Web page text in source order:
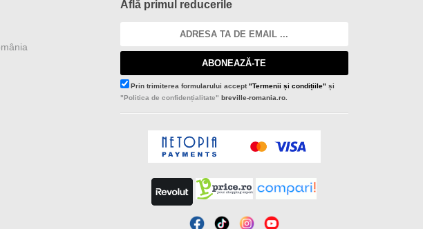
Află primul reducerile
ABONEAZĂ-TE
Prin trimiterea formularului accept"Termenii și condițiile" și
"Politica de confidențialitate" breville-romania.ro.